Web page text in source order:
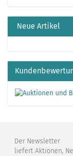
Neue Artikel
Der Newsletter
liefert Aktionen,